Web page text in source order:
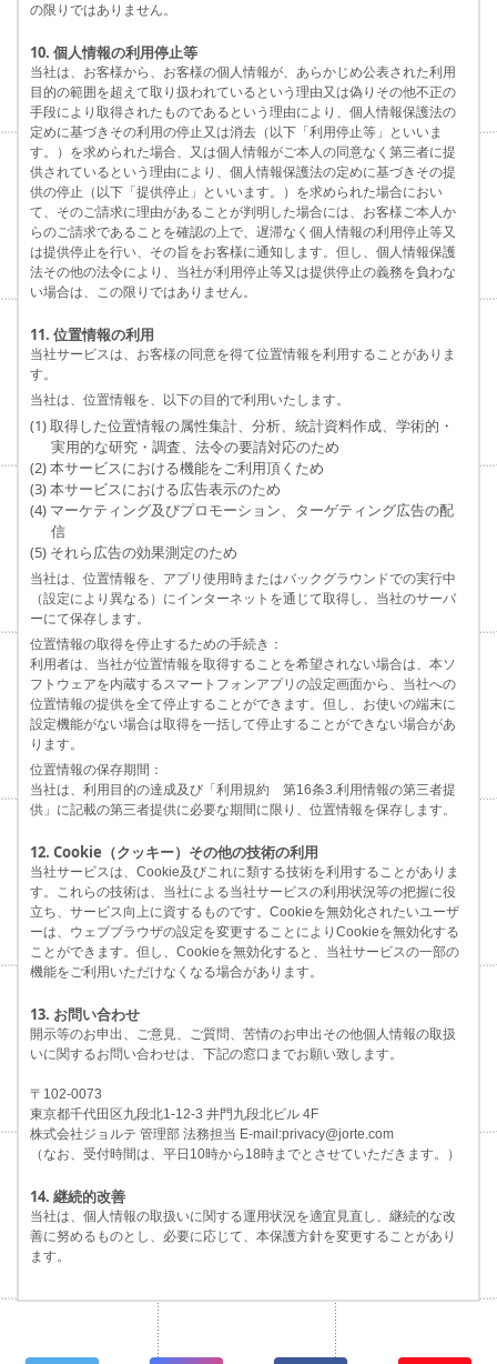
の限りではありません。
10. 個人情報の利用停止等
当社は、お客様から、お客様の個人情報が、あらかじめ公表された利用
目的の範囲を超えて取り扱われているという理由又は偽りその他不正の
手段により取得されたものであるという理由により、個人情報保護法の
定めに基づきその利用の停止又は消去（以下「利用停止等」といいま
す。）を求められた場合、又は個人情報がご本人の同意なく第三者に提
供されているという理由により、個人情報保護法の定めに基づきその提
供の停止（以下「提供停止」といいます。）を求められた場合におい
て、そのご請求に理由があることが判明した場合には、お客様ご本人か
らのご請求であることを確認の上で、遅滞なく個人情報の利用停止等又
は提供停止を行い、その旨をお客様に通知します。但し、個人情報保護
法その他の法令により、当社が利用停止等又は提供停止の義務を負わな
い場合は、この限りではありません。
11. 位置情報の利用
当社サービスは、お客様の同意を得て位置情報を利用することがありま
す。
当社は、位置情報を、以下の目的で利用いたします。
(1) 取得した位置情報の属性集計、分析、統計資料作成、学術的・
実用的な研究・調査、法令の要請対応のため
(2) 本サービスにおける機能をご利用頂くため
(3) 本サービスにおける広告表示のため
(4) マーケティング及びプロモーション、ターゲティング広告の配
信
(5) それら広告の効果測定のため
当社は、位置情報を、アプリ使用時またはバックグラウンドでの実行中
（設定により異なる）にインターネットを通じて取得し、当社のサーバ
ーにて保存します。
位置情報の取得を停止するための手続き：
利用者は、当社が位置情報を取得することを希望されない場合は、本ソ
フトウェアを内蔵するスマートフォンアプリの設定画面から、当社への
位置情報の提供を全て停止することができます。但し、お使いの端末に
設定機能がない場合は取得を一括して停止することができない場合があ
ります。
位置情報の保存期間：
当社は、利用目的の達成及び「利用規約 第16条3.利用情報の第三者提
供」に記載の第三者提供に必要な期間に限り、位置情報を保存します。
12. Cookie（クッキー）その他の技術の利用
当社サービスは、Cookie及びこれに類する技術を利用することがありま
す。これらの技術は、当社による当社サービスの利用状況等の把握に役
立ち、サービス向上に資するものです。Cookieを無効化されたいユーザ
ーは、ウェブブラウザの設定を変更することによりCookieを無効化する
ことができます。但し、Cookieを無効化すると、当社サービスの一部の
機能をご利用いただけなくなる場合があります。
13. お問い合わせ
開示等のお申出、ご意見、ご質問、苦情のお申出その他個人情報の取扱
いに関するお問い合わせは、下記の窓口までお願い致します。
〒102-0073
東京都千代田区九段北1-12-3 井門九段北ビル 4F
株式会社ジョルテ 管理部 法務担当 E-mail:privacy@jorte.com
（なお、受付時間は、平日10時から18時までとさせていただきます。）
14. 継続的改善
当社は、個人情報の取扱いに関する運用状況を適宜見直し、継続的な改
善に努めるものとし、必要に応じて、本保護方針を変更することがあり
ます。